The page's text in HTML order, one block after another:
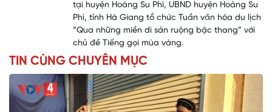
tại huyện Hoàng Su Phì, UBND huyện Hoàng Su
Phì, tỉnh Hà Giang tổ chức Tuần văn hóa du lịch
“Qua những miền di sản ruộng bậc thang” với
chủ đề Tiếng gọi mùa vàng.
TIN CÙNG CHUYÊN MỤC